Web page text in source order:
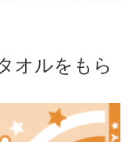
オルをもら